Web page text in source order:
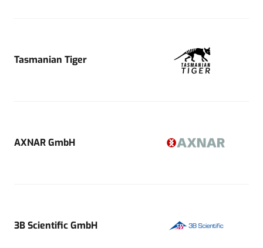
Tasmanian Tiger
AXNAR GmbH
3B Scientific GmbH